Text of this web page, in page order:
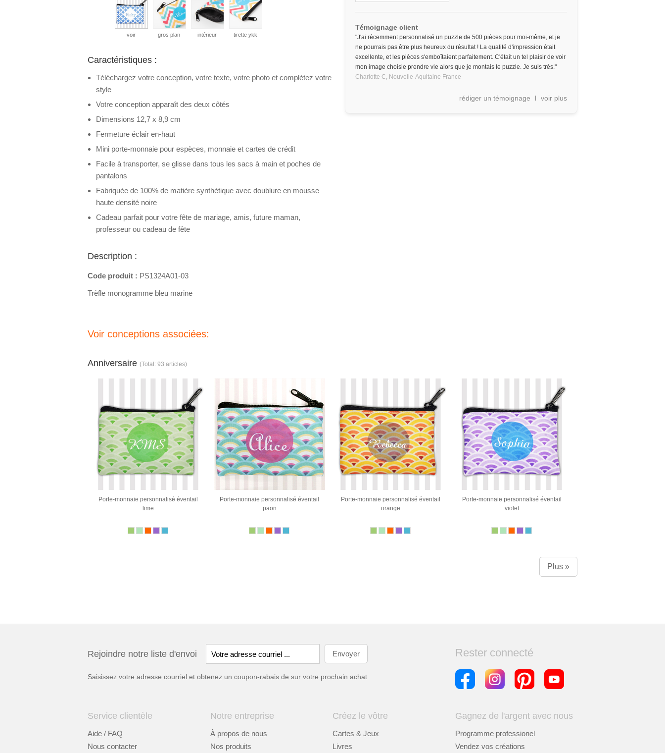
Témoignage client
"J'ai récemment personnalisé un puzzle de 500 pièces pour moi-même, et je
ne pourrais pas être plus heureux du résultat ! La qualité d'impression était
excellente, et les pièces s'emboîtaient parfaitement. C'était un tel plaisir de voir
mon image choisie prendre vie alors que je montais le puzzle. Je suis très."
Charlotte C, Nouvelle-Aquitaine France
rédiger un témoignage voir plus
voir gros plan intérieur tirette ykk
Caractéristiques :
Téléchargez votre conception, votre texte, votre photo et complétez votre
style
Votre conception apparaît des deux côtés
Dimensions 12,7 x 8,9 cm
Fermeture éclair en-haut
Mini porte-monnaie pour espèces, monnaie et cartes de crédit
Facile à transporter, se glisse dans tous les sacs à main et poches de
pantalons
Fabriquée de 100% de matière synthétique avec doublure en mousse
haute densité noire
Cadeau parfait pour votre fête de mariage, amis, future maman,
professeur ou cadeau de fête
Description :
Code produit : PS1324A01-03
Trèfle monogramme bleu marine
Voir conceptions associées:
Anniversaire (Total: 93 articles)
Porte-monnaie personnalisé éventail
lime
Porte-monnaie personnalisé éventail
paon
Porte-monnaie personnalisé éventail
orange
Porte-monnaie personnalisé éventail
violet
Plus »
Rejoindre notre liste d'envoi
Saisissez votre adresse courriel et obtenez un coupon-rabais de sur votre prochain achat
Rester connecté
Service clientèle
Aide / FAQ
Nous contacter
Notre entreprise
À propos de nous
Nos produits
Créez le vôtre
Cartes & Jeux
Livres
Gagnez de l'argent avec nous
Programme professionel
Vendez vos créations